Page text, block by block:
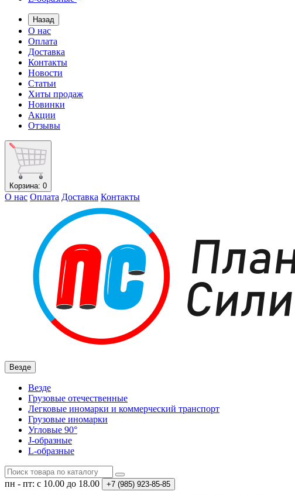
Назад
О нас
Оплата
Доставка
Контакты
Новости
Статьи
Хиты продаж
Новинки
Акции
Отзывы
Корзина: 0
О нас Оплата Доставка Контакты
Везде
Везде
Грузовые отечественные
Легковые иномарки и коммерческий транспорт
Грузовые иномарки
Угловые 90°
J-образные
L-образные
пн - пт: с 10.00 до 18.00 +7 (985) 923-85-85